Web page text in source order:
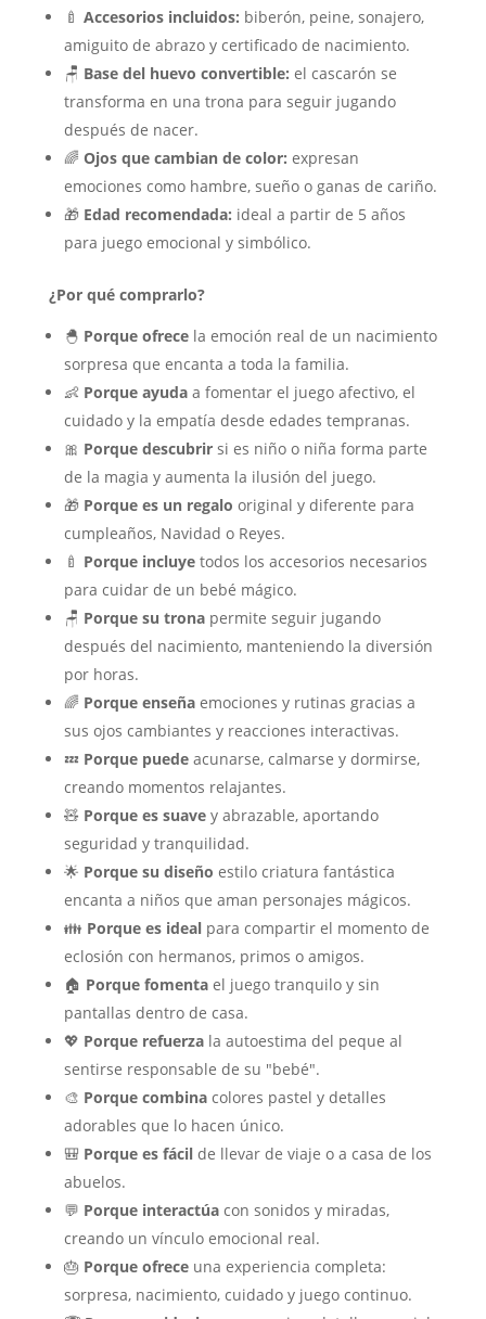
🍼 Accesorios incluidos: biberón, peine, sonajero,
amiguito de abrazo y certificado de nacimiento.
🪑 Base del huevo convertible: el cascarón se
transforma en una trona para seguir jugando
después de nacer.
🌈 Ojos que cambian de color: expresan
emociones como hambre, sueño o ganas de cariño.
🎁 Edad recomendada: ideal a partir de 5 años
para juego emocional y simbólico.
¿Por qué comprarlo?
🐣 Porque ofrecela emoción real de un nacimiento
sorpresa que encanta a toda la familia.
👶 Porque ayudaa fomentar el juego afectivo, el
cuidado y la empatía desde edades tempranas.
🎀 Porque descubrirsi es niño o niña forma parte
de la magia y aumenta la ilusión del juego.
🎁 Porque es un regalo original y diferente para
cumpleaños, Navidad o Reyes.
🍼 Porque incluyetodos los accesorios necesarios
para cuidar de un bebé mágico.
🪑 Porque su tronapermite seguir jugando
después del nacimiento, manteniendo la diversión
por horas.
🌈 Porque enseñaemociones y rutinas gracias a
sus ojos cambiantes y reacciones interactivas.
💤 Porque puedeacunarse, calmarse y dormirse,
creando momentos relajantes.
🧸 Porque es suavey abrazable, aportando
seguridad y tranquilidad.
🌟 Porque su diseño estilo criatura fantástica
encanta a niños que aman personajes mágicos.
👪 Porque es idealpara compartir el momento de
eclosión con hermanos, primos o amigos.
🏠 Porque fomentael juego tranquilo y sin
pantallas dentro de casa.
💖 Porque refuerzala autoestima del peque al
sentirse responsable de su "bebé".
🎨 Porque combinacolores pastel y detalles
adorables que lo hacen único.
🎒 Porque es fácilde llevar de viaje o a casa de los
abuelos.
💬 Porque interactúacon sonidos y miradas,
creando un vínculo emocional real.
🎂 Porque ofreceuna experiencia completa:
sorpresa, nacimiento, cuidado y juego continuo.